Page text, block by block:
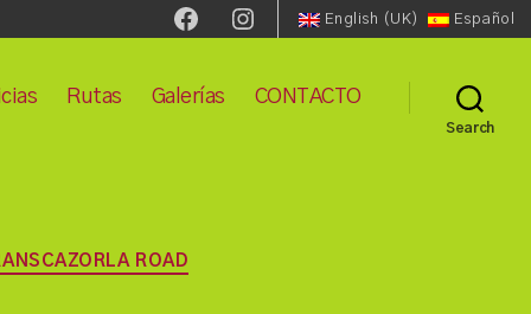
FacebookInstagram English (UK) Español
Rutas Galerías CONTACTO
Search
ROAD